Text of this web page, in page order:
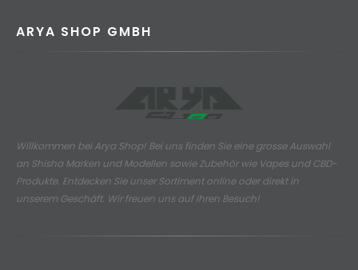
ARYA SHOP GMBH
Willkommen bei Arya Shop! Bei uns finden Sie eine grosse Auswahl
an Shisha Marken und Modellen sowie Zubehör wie Vapes und CBD-
Produkte. Entdecken Sie unser Sortiment online oder direkt in
unserem Geschäft. Wir freuen uns auf Ihren Besuch!